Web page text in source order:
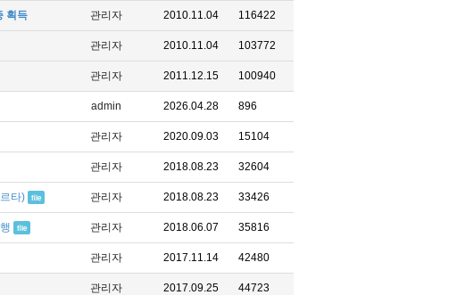
획득 관리자 2010.11.04 116422
관리자 2010.11.04 103772
관리자 2011.12.15 100940
admin 2026.04.28 896
관리자 2020.09.03 15104
관리자 2018.08.23 32604
타) file 관리자 2018.08.23 33426
file 관리자 2018.06.07 35816
관리자 2017.11.14 42480
관리자 2017.09.25 44723